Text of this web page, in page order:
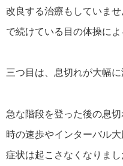
改良する治療もしていま
で続けている目の体操に
三つ目は、息切れが大幅に
急な階段を登った後の息
時の速歩やインターバル
症状は起こさなくなりま